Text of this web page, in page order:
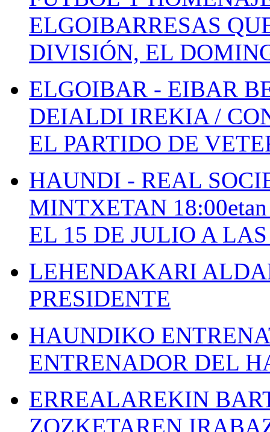
ELGOIBARRESAS
DIVISIÓN, EL
ELGOIBAR - EIBAR
DEIALDI IREKIA /
EL PARTIDO DE
HAUNDI - REAL
MINTXETAN
EL 15 DE JULIO A
LEHENDAKARI
PRESIDENTE
HAUNDIKO
ENTRENADOR DEL
ERREALAREKIN
ZOZKETAREN